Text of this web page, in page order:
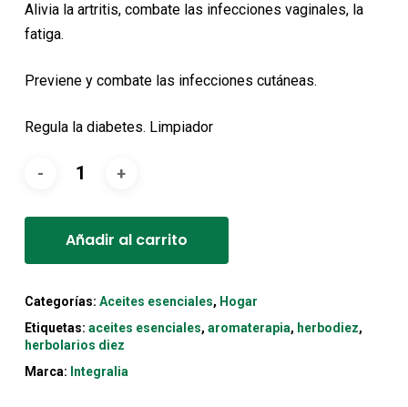
Alivia la artritis, combate las infecciones vaginales, la
fatiga.
Previene y combate las infecciones cutáneas.
Regula la diabetes. Limpiador
Añadir al carrito
Categorías: Aceites esenciales, Hogar
Etiquetas: aceites esenciales, aromaterapia, herbodiez,
herbolarios diez
Marca: Integralia